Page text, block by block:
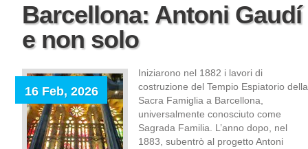
Barcellona: Antoni Gaudí
e non solo
16 Feb, 2026
Iniziarono nel 1882 i lavori di
costruzione del Tempio Espiatorio della
Sacra Famiglia a Barcellona,
universalmente conosciuto come
Sagrada Familia. L’anno dopo, nel
1883, subentrò al progetto Antoni